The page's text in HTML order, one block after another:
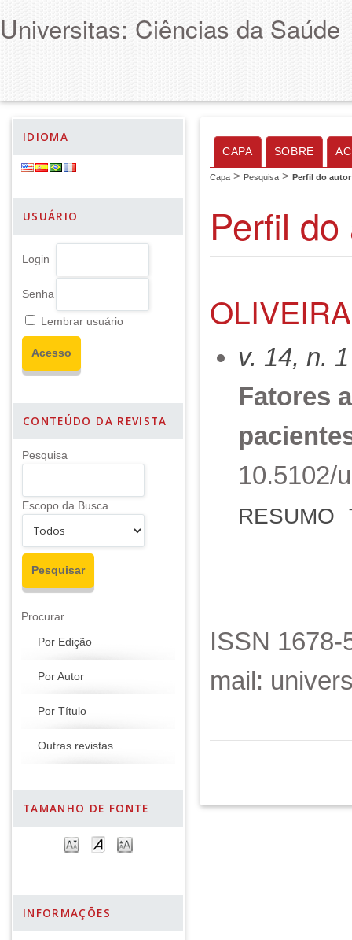
Universitas: Ciências da Saúde
IDIOMA
USUÁRIO
Login
Senha
Lembrar usuário
CONTEÚDO DA REVISTA
Pesquisa
Escopo da Busca
Procurar
Por Edição
Por Autor
Por Título
Outras revistas
TAMANHO DE FONTE
INFORMAÇÕES
CAPA SOBRE
Capa > Pesquisa > Perfil do autor
Perfil
v. 14, n.
Fatores
10.5102/
RESUMO
ISSN
mail: